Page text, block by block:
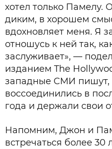
хотел только Памелу.
диким, в хорошем
вдохновляет меня. Я
отношусь к ней так,
заслуживает», —
изданием The
западные СМИ
воссоединились в
года и держали свои
Напомним, Джон и
встречаться более 30